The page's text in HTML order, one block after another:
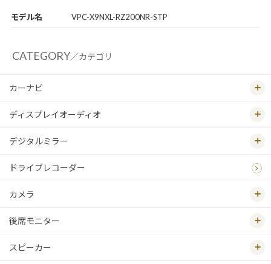
モデル名 VPC-X9NXL-RZ200NR-STP
CATEGORY／カテゴリ
カーナビ
ディスプレイオーディオ
デジタルミラー
ドライブレコーダー
カメラ
後席モニター
スピーカー